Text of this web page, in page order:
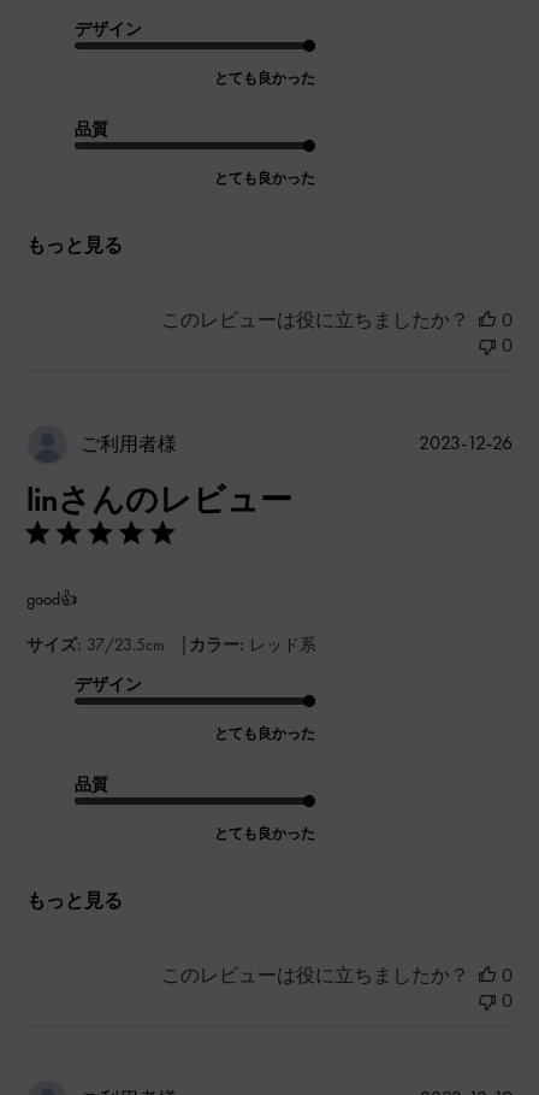
デザイン
とても良かった
品質
とても良かった
もっと見る
このレビューは役に立ちましたか？
0
0
ご利用者様
linさんのレビュー
good👍
サイズ: 37/23.5cm | カラー: レッド系
デザイン
とても良かった
品質
とても良かった
もっと見る
公
2023-12-26
このレビューは役に立ちましたか？
0
0